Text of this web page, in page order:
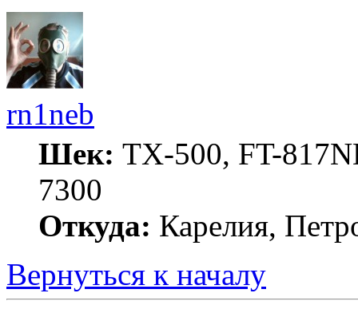
rn1neb
Шек: TX-500, FT-
7300
Откуда: Карелия,
Вернуться к началу